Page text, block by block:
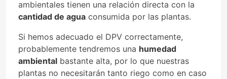
ambientales tienen una relación directa con la
cantidad de agua consumida por las plantas.
Si hemos adecuado el DPV correctamente,
probablemente tendremos una humedad
ambiental bastante alta, por lo que nuestras
plantas no necesitarán tanto riego como en caso